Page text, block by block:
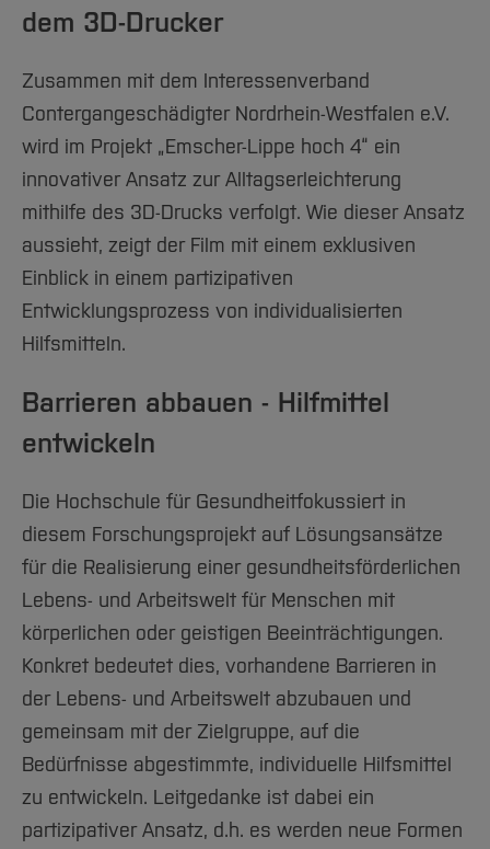
dem 3D-Drucker
Zusammen mit dem Interessenverband
Contergangeschädigter Nordrhein-Westfalen e.V.
wird im Projekt „Emscher-Lippe hoch 4“ ein
innovativer Ansatz zur Alltagserleichterung
mithilfe des 3D-Drucks verfolgt. Wie dieser Ansatz
aussieht, zeigt der Film mit einem exklusiven
Einblick in einem partizipativen
Entwicklungsprozess von individualisierten
Hilfsmitteln.
Barrieren abbauen - Hilfmittel
entwickeln
Die Hochschule für Gesundheitfokussiert in
diesem Forschungsprojekt auf Lösungsansätze
für die Realisierung einer gesundheitsförderlichen
Lebens- und Arbeitswelt für Menschen mit
körperlichen oder geistigen Beeinträchtigungen.
Konkret bedeutet dies, vorhandene Barrieren in
der Lebens- und Arbeitswelt abzubauen und
gemeinsam mit der Zielgruppe, auf die
Bedürfnisse abgestimmte, individuelle Hilfsmittel
zu entwickeln. Leitgedanke ist dabei ein
partizipativer Ansatz, d.h. es werden neue Formen